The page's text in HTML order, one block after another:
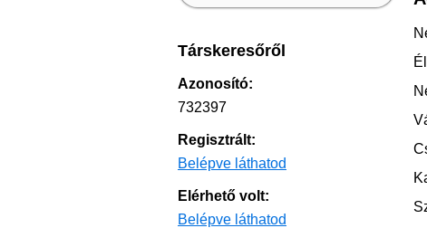
Társkeresőről
Azonosító:
732397
Regisztrált:
Belépve láthatod
Elérhető volt:
Belépve láthatod